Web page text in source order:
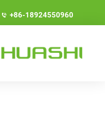
+86-18924550960